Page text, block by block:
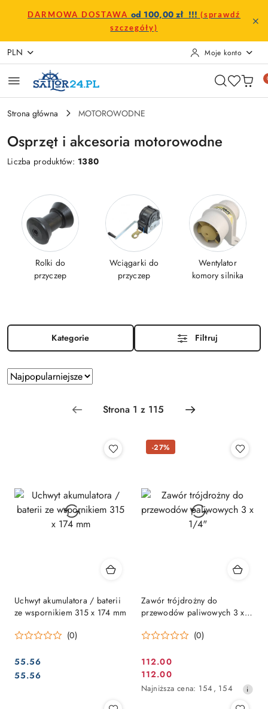
Przejdź do treści głównej
Przejdź do wyszukiwarki
Przejdź do moje konto
Przejdź do menu głównego
Przejdź do stopki
DARMOWA DOSTAWA od 100,00 zł !!! (sprawdź
szczegóły)
PLN Moje konto
Strona główna MOTOROWODNE
Osprzęt i akcesoria motorowodne
Liczba produktów: 1380
Rolki do
przyczep
Wciągarki do
przyczep
Wentylator
komory silnika
Kategorie Filtruj
Zastosowano
sortowanie:
Najpopularniejsze.
Sortuj
według
Uchwyt akumulatora / baterii
ze wspornikiem 315 x 174 mm
(0)
Cena:
55.56
Cena:
55.56
Zawór trójdrożny do
przewodów paliwowych 3 x
(0)
Cena
promocyjna:
112.00
Cena
promocyjna:
112.00
Najniższa
Najniższa cena: 154, 154
-27%